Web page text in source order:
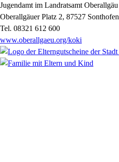
Jugendamt im Landratsamt Oberallgäu
Oberallgäuer Platz 2, 87527 Sonthofen
Tel. 08321 612 600
www.oberallgaeu.org/koki